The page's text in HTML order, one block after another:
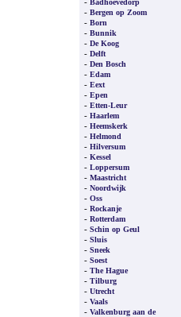
Badhoevedorp
- Bergen op Zoom
- Born
- Bunnik
- De Koog
- Delft
- Den Bosch
- Edam
- Eext
- Epen
- Etten-Leur
- Haarlem
- Heemskerk
- Helmond
- Hilversum
- Kessel
- Loppersum
- Maastricht
- Noordwijk
- Oss
- Rockanje
- Rotterdam
- Schin op Geul
- Sluis
- Sneek
- Soest
- The Hague
- Tilburg
- Utrecht
- Vaals
- Valkenburg aan de